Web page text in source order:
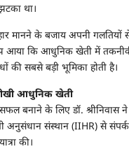
था।
हार मानने के बजाय अपनी
आया कि आधुनिक खेती में
की सबसे बड़ी भूमिका होती है।
आधुनिक खेती
बनाने के लिए डॉ. श्रीनिवास ने
अनुसंधान संस्थान (IIHR) से
की।